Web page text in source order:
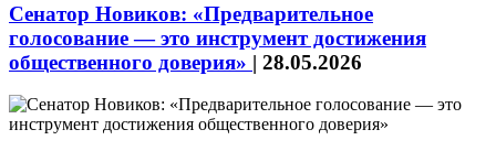
Сенатор Новиков: «Предварительное
голосование — это инструмент достижения
общественного доверия» | 28.05.2026